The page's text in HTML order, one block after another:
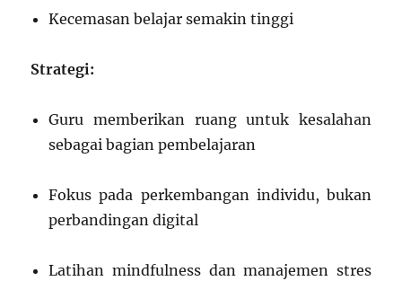
Kecemasan belajar semakin tinggi
Strategi:
Guru memberikan ruang untuk kesalahan
sebagai bagian pembelajaran
Fokus pada perkembangan individu, bukan
perbandingan digital
Latihan mindfulness dan manajemen stres